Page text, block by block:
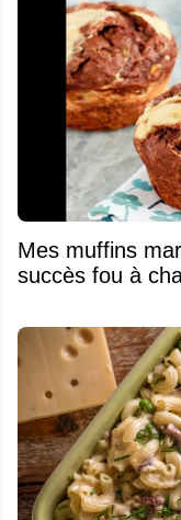
Mes muffins
succès fou à